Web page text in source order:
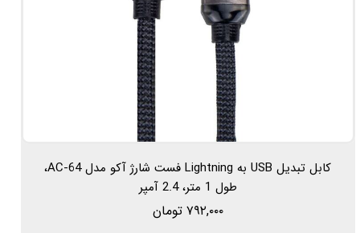
کابل تبدیل USB به Lightning فست شارژ آکو مدل AC-64،
طول 1 متر، 2.4 آمپر
۷۹۲,۰۰۰ تومان